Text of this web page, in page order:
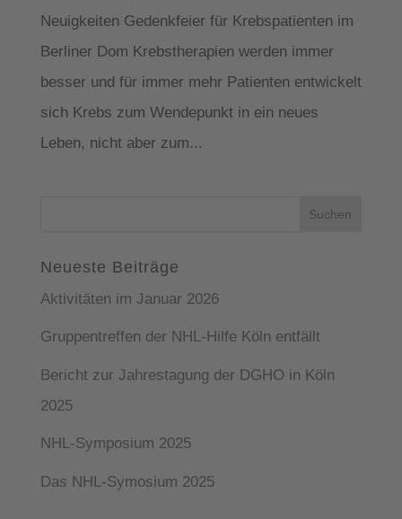
Neuigkeiten Gedenkfeier für Krebspatienten im
Berliner Dom Krebstherapien werden immer
besser und für immer mehr Patienten entwickelt
sich Krebs zum Wendepunkt in ein neues
Leben, nicht aber zum...
Neueste Beiträge
Aktivitäten im Januar 2026
Gruppentreffen der NHL-Hilfe Köln entfällt
Bericht zur Jahrestagung der DGHO in Köln
2025
NHL-Symposium 2025
Das NHL-Symosium 2025